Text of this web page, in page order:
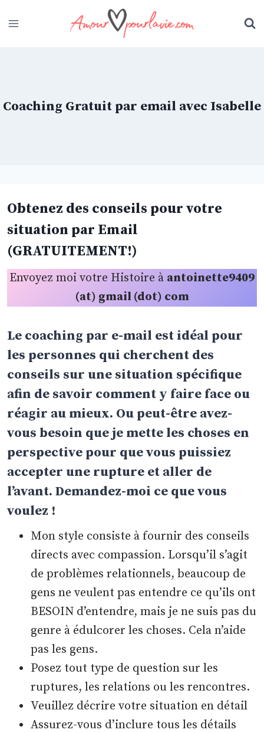
to
Coaching Gratuit par email avec Isabelle
Obtenez des conseils pour votre
situation par Email
(GRATUITEMENT!)
Envoyez moi votre Histoire à antoinette9409
(at) gmail (dot) com
Le coaching par e-mail est idéal pour
les personnes qui cherchent des
conseils sur une situation spécifique
afin de savoir comment y faire face ou
réagir au mieux. Ou peut-être avez-
vous besoin que je mette les choses en
perspective pour que vous puissiez
accepter une rupture et aller de
l’avant. Demandez-moi ce que vous
voulez !
Mon style consiste à fournir des conseils
directs avec compassion. Lorsqu’il s’agit
de problèmes relationnels, beaucoup de
gens ne veulent pas entendre ce qu’ils ont
BESOIN d’entendre, mais je ne suis pas du
genre à édulcorer les choses. Cela n’aide
pas les gens.
Posez tout type de question sur les
ruptures, les relations ou les rencontres.
Veuillez décrire votre situation en détail
Assurez-vous d’inclure tous les détails